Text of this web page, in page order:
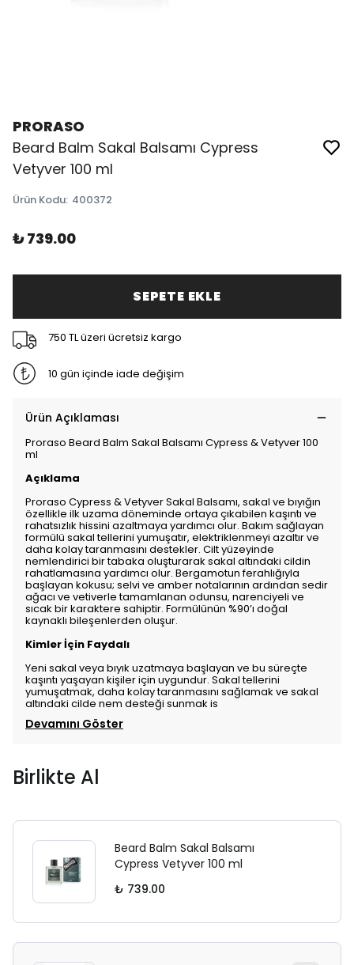
PRORASO
Beard Balm Sakal Balsamı Cypress
Vetyver 100 ml
Ürün Kodu: 400372
₺ 739.00
SEPETE EKLE
750 TL üzeri ücretsiz kargo
10 gün içinde iade değişim
Ürün Açıklaması
Proraso Beard Balm Sakal Balsamı Cypress & Vetyver 100
ml
Açıklama
Proraso Cypress & Vetyver Sakal Balsamı, sakal ve bıyığın
özellikle ilk uzama döneminde ortaya çıkabilen kaşıntı ve
rahatsızlık hissini azaltmaya yardımcı olur. Bakım sağlayan
formülü sakal tellerini yumuşatır, elektriklenmeyi azaltır ve
daha kolay taranmasını destekler. Cilt yüzeyinde
nemlendirici bir tabaka oluşturarak sakal altındaki cildin
rahatlamasına yardımcı olur. Bergamotun ferahlığıyla
başlayan kokusu; selvi ve amber notalarının ardından sedir
ağacı ve vetiverle tamamlanan odunsu, narenciyeli ve
sıcak bir karaktere sahiptir. Formülünün %90’ı doğal
kaynaklı bileşenlerden oluşur.
Kimler İçin Faydalı
Yeni sakal veya bıyık uzatmaya başlayan ve bu süreçte
kaşıntı yaşayan kişiler için uygundur. Sakal tellerini
yumuşatmak, daha kolay taranmasını sağlamak ve sakal
altındaki cilde nem desteği sunmak is
Devamını Göster
Birlikte Al
Beard Balm Sakal Balsamı
Cypress Vetyver 100 ml
₺ 739.00